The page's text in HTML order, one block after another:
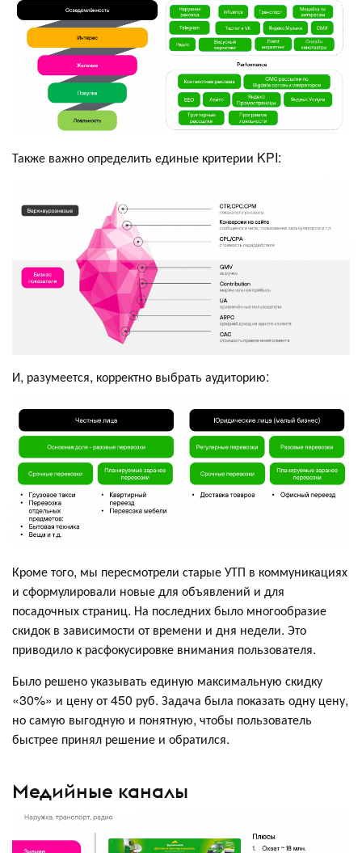
Также важно определить единые критерии KPI:
И, разумеется, корректно выбрать аудиторию:
Кроме того, мы пересмотрели старые УТП в коммуникациях
и сформулировали новые для объявлений и для
посадочных страниц. На последних было многообразие
скидок в зависимости от времени и дня недели. Это
приводило к расфокусировке внимания пользователя.
Было решено указывать единую максимальную скидку
«30%» и цену от 450 руб. Задача была показать одну цену,
но самую выгодную и понятную, чтобы пользователь
быстрее принял решение и обратился.
Медийные каналы